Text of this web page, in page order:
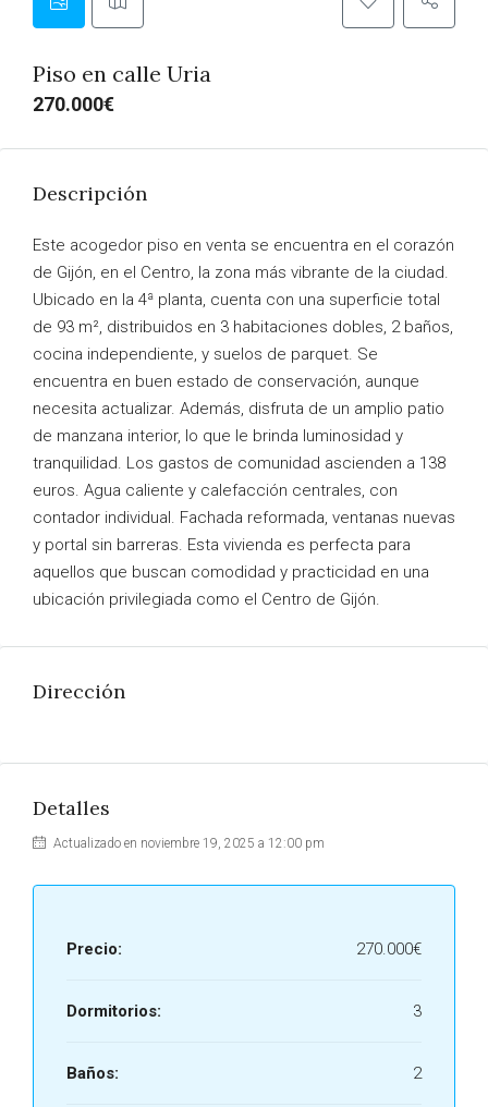
Piso en calle Uria
270.000€
Descripción
Este acogedor piso en venta se encuentra en el corazón
de Gijón, en el Centro, la zona más vibrante de la ciudad.
Ubicado en la 4ª planta, cuenta con una superficie total
de 93 m², distribuidos en 3 habitaciones dobles, 2 baños,
cocina independiente, y suelos de parquet. Se
encuentra en buen estado de conservación, aunque
necesita actualizar. Además, disfruta de un amplio patio
de manzana interior, lo que le brinda luminosidad y
tranquilidad. Los gastos de comunidad ascienden a 138
euros. Agua caliente y calefacción centrales, con
contador individual. Fachada reformada, ventanas nuevas
y portal sin barreras. Esta vivienda es perfecta para
aquellos que buscan comodidad y practicidad en una
ubicación privilegiada como el Centro de Gijón.
Dirección
Detalles
Actualizado en noviembre 19, 2025 a 12:00 pm
Precio: 270.000€
Dormitorios: 3
Baños: 2